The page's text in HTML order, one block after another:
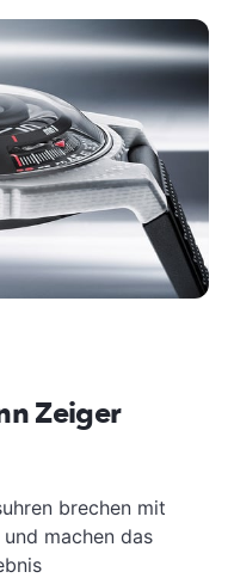
Zeiger
brechen mit
machen das